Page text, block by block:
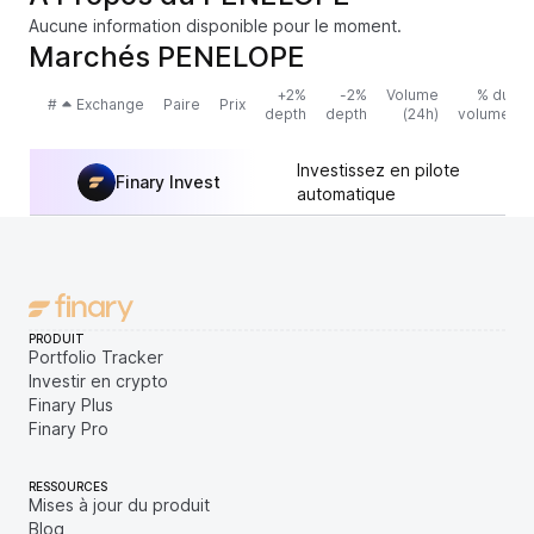
Aucune information disponible pour le moment.
Marchés PENELOPE
# Exchange Paire Prix
+2%
depth
-2%
depth
Volume
(24h)
% du
volume
Finary Invest
Investissez en pilote
automatique
PRODUIT
Portfolio Tracker
Investir en crypto
Finary Plus
Finary Pro
RESSOURCES
Mises à jour du produit
Blog